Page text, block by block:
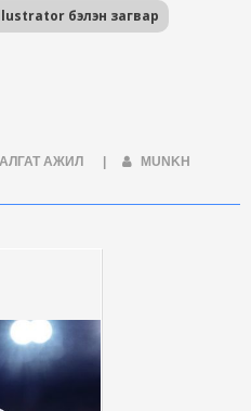
бэлэн загвар
АЖИЛ MUNKH